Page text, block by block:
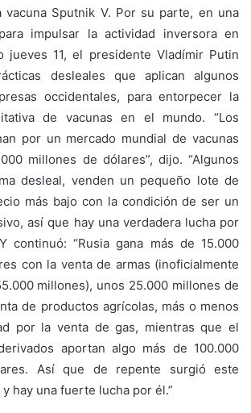
vacuna Sputnik V. Por su parte, en una
impulsar la actividad inversora en
jueves 11, el presidente Vladímir Putin
desleales que aplican algunos
occidentales, para entorpecer la
de vacunas en el mundo. “Los
por un mercado mundial de vacunas
millones de dólares”, dijo. “Algunos
desleal, venden un pequeño lote de
más bajo con la condición de ser un
así que hay una verdadera lucha por
continuó: “Rusia gana más de 15.000
con la venta de armas (inoficialmente
millones), unos 25.000 millones de
de productos agrícolas, más o menos
por la venta de gas, mientras que el
aportan algo más de 100.000
Así que de repente surgió este
hay una fuerte lucha por él.”